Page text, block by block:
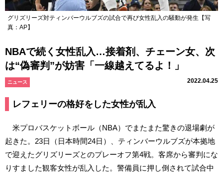
グリズリーズ対ティンバーウルブズの試合で再び女性乱入の騒動が発生【写
真：AP】
NBAで続く女性乱入…接着剤、チェーン女、次
は“偽審判”が妨害「一線越えてるよ！」
ニュース 2022.04.25
レフェリーの格好をした女性が乱入
米プロバスケットボール（NBA）でまたまた驚きの退場劇が
起きた。23日（日本時間24日）、ティンバーウルブズが本拠地
で迎えたグリズリーズとのプレーオフ第4戦。客席から審判にな
りすました観客女性が乱入した。警備員に押し倒されて試合中